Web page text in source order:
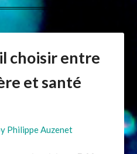
choisir entre
et santé
Philippe Auzenet